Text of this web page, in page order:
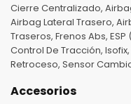
Cierre Centralizado,
Airbag Lateral Trasero,
Traseros, Frenos Abs,
Control De Tracción,
Retroceso, Sensor
Accesorios